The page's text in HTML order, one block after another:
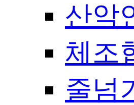
산악
체조
줄넘